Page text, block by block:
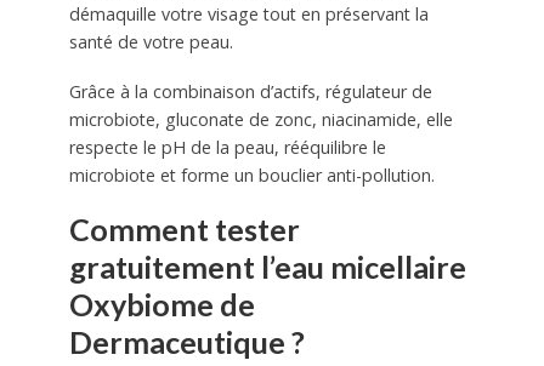
démaquille votre visage tout en préservant la
santé de votre peau.
Grâce à la combinaison d’actifs, régulateur de
microbiote, gluconate de zonc, niacinamide, elle
respecte le pH de la peau, rééquilibre le
microbiote et forme un bouclier anti-pollution.
Comment tester
gratuitement l’eau micellaire
Oxybiome de
Dermaceutique ?